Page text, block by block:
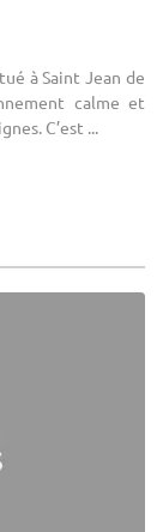
à Saint Jean de
calme et
C’est ...